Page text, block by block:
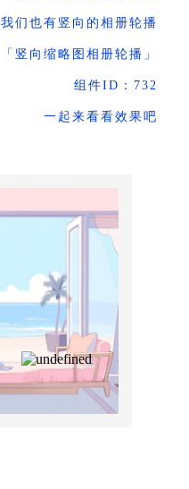
我们也有竖向的相册轮播
「竖向缩略图相册轮播」
组件ID：732
一起来看看效果吧